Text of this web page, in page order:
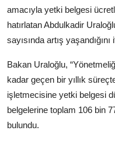
amacıyla yetki belgesi
hatırlatan Abdulkadir
sayısında artış yaşandığını
Bakan Uraloğlu,
kadar geçen bir yıllık
işletmecisine yetki belgesi
belgelerine toplam 106 bin
bulundu.